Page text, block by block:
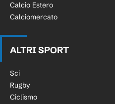
Calcio Estero
Calciomercato
ALTRI SPORT
Sci
Rugby
Ciclismo